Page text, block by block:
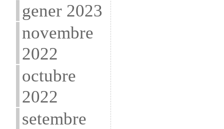
gener 2023
novembre
2022
octubre
2022
setembre